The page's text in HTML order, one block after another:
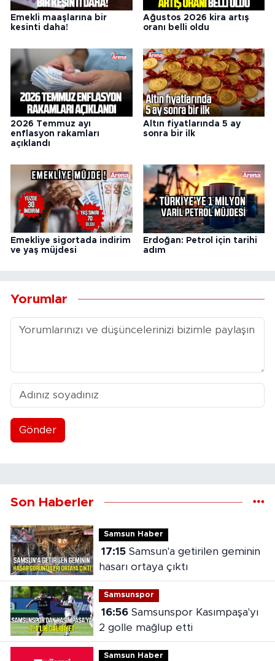
Emekli maaşlarına bir
kesinti daha!
Ağustos 2026 kira artış
oranı belli oldu
2026 Temmuz ayı
enflasyon rakamları
açıklandı
Altın fiyatlarında 5 ay
sonra bir ilk
Emekliye sigortada indirim
ve yaş müjdesi
Erdoğan: Petrol için tarihi
adım
Yorumlar
Gönder
Son Haberler
Samsun Haber
17:15Samsun'a getirilen geminin
hasarı ortaya çıktı
Samsunspor
16:56Samsunspor Kasımpaşa'yı
2 golle mağlup etti
Samsun Haber